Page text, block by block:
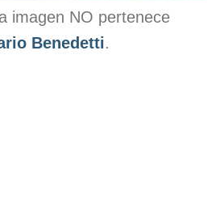
imagen NO pertenece
Benedetti.